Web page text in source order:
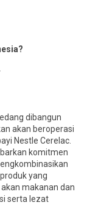
dibangun
akan beroperasi
Nestle Cerelac.
komitmen
yang
makanan dan
serta lezat